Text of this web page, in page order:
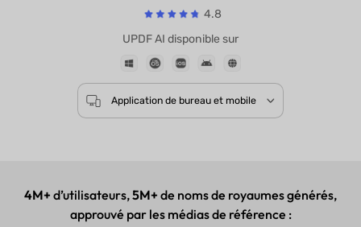
Propulsé par
GPT-5 | DeepSeek R1
5000+ avis
4.8
UPDF AI disponible sur
4M+ d’utilisateurs,5M+ de noms de royaumes générés,
approuvé par les médias de référence :